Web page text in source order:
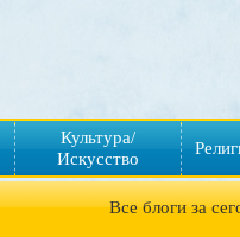
Культура/
Искусство
Все блоги за